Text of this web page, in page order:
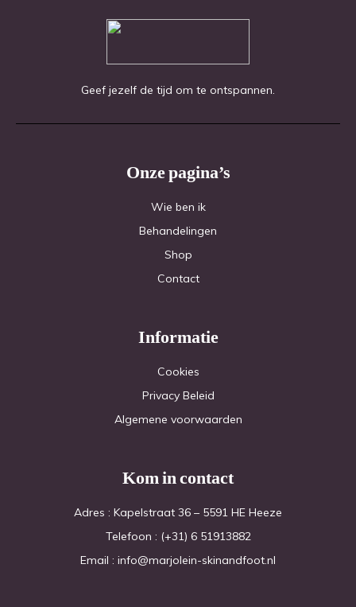
Geef jezelf de tijd om te ontspannen.
Onze pagina’s
Wie ben ik
Behandelingen
Shop
Contact
Informatie
Cookies
Privacy Beleid
Algemene voorwaarden
Kom in contact
Adres : Kapelstraat 36 – 5591 HE Heeze
Telefoon : (+31) 6 51913882
Email : info@marjolein-skinandfoot.nl